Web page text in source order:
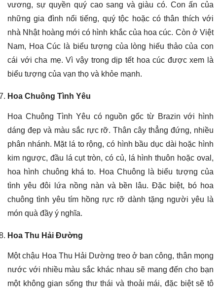
vương, sự quyền quý cao sang và giàu có. Con ấn của
những gia đình nổi tiếng, quý tộc hoặc có thân thích với
nhà Nhật hoàng mới có hình khắc của hoa cúc. Còn ở Việt
Nam, Hoa Cúc là biểu tượng của lòng hiếu thảo của con
cái với cha mẹ. Vì vậy trong dịp tết hoa cúc được xem là
biểu tượng của vạn thọ và khỏe mạnh.
Hoa Chuông Tình Yêu
Hoa Chuông Tình Yêu có nguồn gốc từ Brazin với hình
dáng đẹp và màu sắc rực rỡ. Thân cây thẳng đứng, nhiều
phân nhánh. Mặt lá to rộng, có hình bầu dục dài hoặc hình
kim ngược, đầu lá cụt tròn, có củ, lá hình thuôn hoặc oval,
hoa hình chuông khá to. Hoa Chuông là biểu tượng của
tình yêu đôi lứa nồng nàn và bền lâu. Đặc biệt, bó hoa
chuông tình yêu tím hồng rực rỡ dành tặng người yêu là
món quà đầy ý nghĩa.
Hoa Thu Hải Đường
Một chậu Hoa Thu Hải Dường treo ở ban công, thân mọng
nước với nhiều màu sắc khác nhau sẽ mang đến cho bạn
một không gian sống thư thái và thoải mái, đặc biệt sẽ tô